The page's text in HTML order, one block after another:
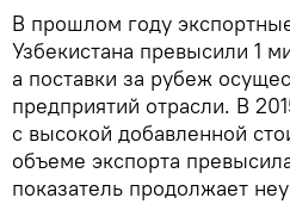
В прошлом году
Узбекистана превысили 1
а поставки за рубеж
предприятий отрасли. В
с высокой добавленной
объеме экспорта
показатель продолжает